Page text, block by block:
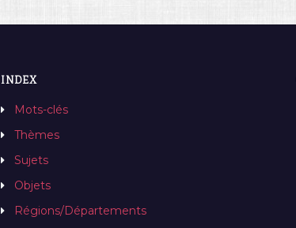
INDEX
Mots-clés
Thèmes
Sujets
Objets
Régions/Départements